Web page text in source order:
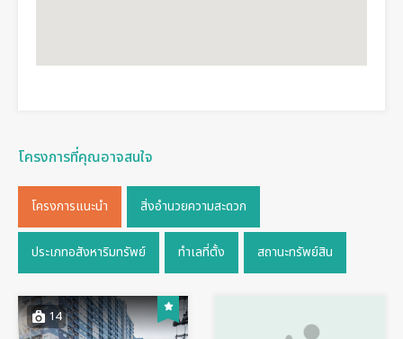
โครงการที่คุณอาจสนใจ
โครงการแนะนำ สิ่งอำนวยความสะดวก
ประเภทอสังหาริมทรัพย์ ทำเลที่ตั้ง สถานะทรัพย์สิน
14